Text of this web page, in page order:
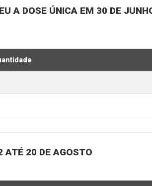
A DOSE ÚNICA EM 30 DE
ATÉ 20 DE AGOSTO